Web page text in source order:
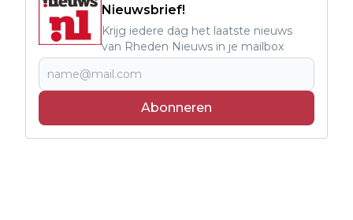
Nieuwsbrief!
Krijg iedere dag het laatste nieuws
van Rheden Nieuws in je mailbox
Abonneren